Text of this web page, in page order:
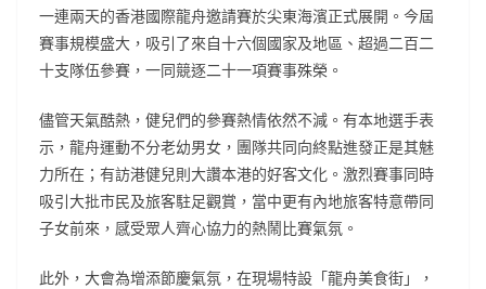
一連兩天的香港國際龍舟邀請賽於尖東海濱正式展開。今屆
賽事規模盛大，吸引了來自十六個國家及地區、超過二百二
十支隊伍參賽，一同競逐二十一項賽事殊榮。
儘管天氣酷熱，健兒們的參賽熱情依然不減。有本地選手表
示，龍舟運動不分老幼男女，團隊共同向終點進發正是其魅
力所在；有訪港健兒則大讚本港的好客文化。激烈賽事同時
吸引大批市民及旅客駐足觀賞，當中更有內地旅客特意帶同
子女前來，感受眾人齊心協力的熱鬧比賽氣氛。
此外，大會為增添節慶氣氛，在現場特設「龍舟美食街」，